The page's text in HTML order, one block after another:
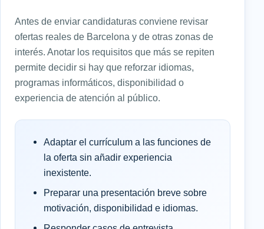
Antes de enviar candidaturas conviene revisar
ofertas reales de Barcelona y de otras zonas de
interés. Anotar los requisitos que más se repiten
permite decidir si hay que reforzar idiomas,
programas informáticos, disponibilidad o
experiencia de atención al público.
Adaptar el currículum a las funciones de
la oferta sin añadir experiencia
inexistente.
Preparar una presentación breve sobre
motivación, disponibilidad e idiomas.